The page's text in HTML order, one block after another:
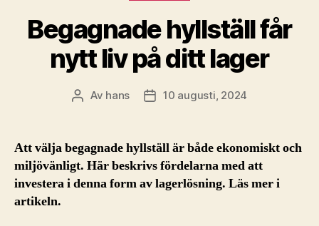
Begagnade hyllställ får
nytt liv på ditt lager
Inläggsförfattare
Av hans Inläggsdatum
10 augusti, 2024
Att välja begagnade hyllställ är både ekonomiskt och
miljövänligt. Här beskrivs fördelarna med att
investera i denna form av lagerlösning. Läs mer i
artikeln.